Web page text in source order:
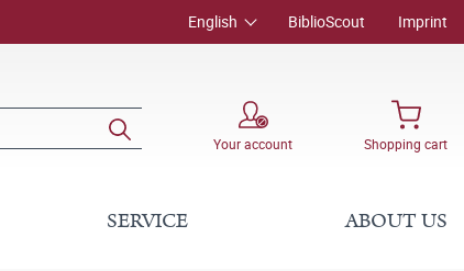
English BiblioScout Imprint
Your account Shopping cart
SERVICE ABOUT US